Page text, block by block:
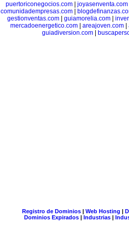
puertoriconegocios.com
joyasenventa.com
comunidadempresas.com|
gestionventas.com| guiamorelia.com|
mercadoenergetico.com| areajoven.com|
guiadiversion.com
Registro de Dominios| Web Hosting |
Dominios Expirados | Industrias |